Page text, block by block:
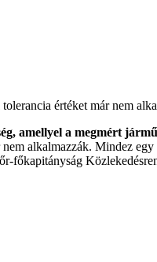
értéket már nem
amellyel a megmért
alkalmazzák. Mindez
főkapitányság